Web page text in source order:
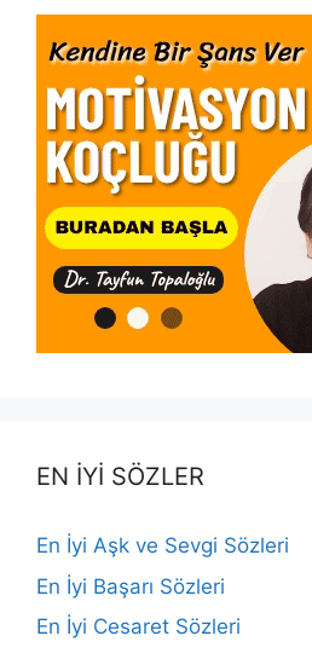
EN İYİ SÖZLER
En İyi Aşk ve Sevgi Sözleri
En İyi Başarı Sözleri
En İyi Cesaret Sözleri